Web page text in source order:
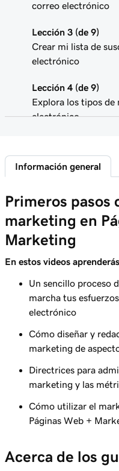
correo electrónico
Lección 3 (de 9)
Crear mi lista de
electrónico
Lección 4 (de 9)
Explora los tipos
electrónico
Hacer que mis
profesionales
Lección 6 (de 9)
Personalizar mis
marketing
Crear una campaña
Lección 8 (de 9)
Crear y enviar una
Lección 9 (de 9)
Seguimiento y
correo electrónico
Información general
Primeros pasos
marketing en
Marketing
En estos videos
Un sencillo proceso
marcha tus
electrónico
Cómo diseñar y
marketing de
Directrices para
marketing y las
Cómo utilizar el
Páginas Web +
Acerca de los